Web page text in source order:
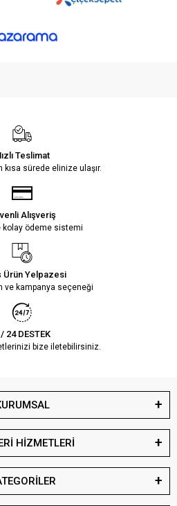
Teslimat
kısa sürede elinize ulaşır.
Alışveriş
kolay ödeme sistemi
Ürün Yelpazesi
ve kampanya seçeneği
24 DESTEK
bize iletebilirsiniz.
HİZMETLERİ